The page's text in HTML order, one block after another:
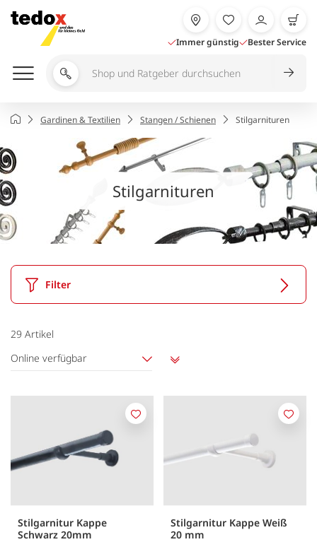
Inhalt
springen
Immer günstig Bester Service
Shop
durchsuchen
StartseiteGardinen & Textilien Stangen / Schienen Stilgarnituren
Stilgarnituren
Filter
29 Artikel
Online verfügbar
Stilgarnitur Kappe
Schwarz 20mm
Merken
Stilgarnitur Kappe Weiß
20 mm